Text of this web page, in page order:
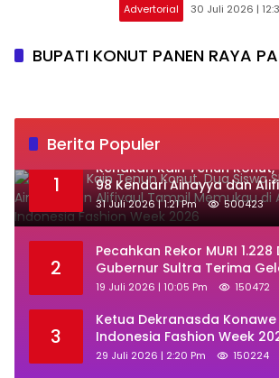
Advertorial 30 Juli 2026 |
BUPATI KONUT PANEN RAYA
Berita Populer
1
‎Kenakan Kain Tenun Konut,
98 Kendari Ainayya dan
Memukau di Ajang BTN
Week 2026
31 Juli 2026 | 1:21 Pm 500423
2
Pecahkan Rekor MURI 1.228
Gubernur Sultra Terima
dan Ajak KKMM Bersinergi
19 Juli 2026 | 10:05 Pm 150472
3
Ketua Dekranasda
Indonesia Fashion Week
29 Juli 2026 | 2:20 Pm 150224